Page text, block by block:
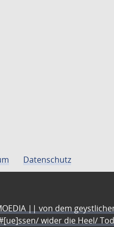
Datenschutz
|| von dem
wider die Heel/